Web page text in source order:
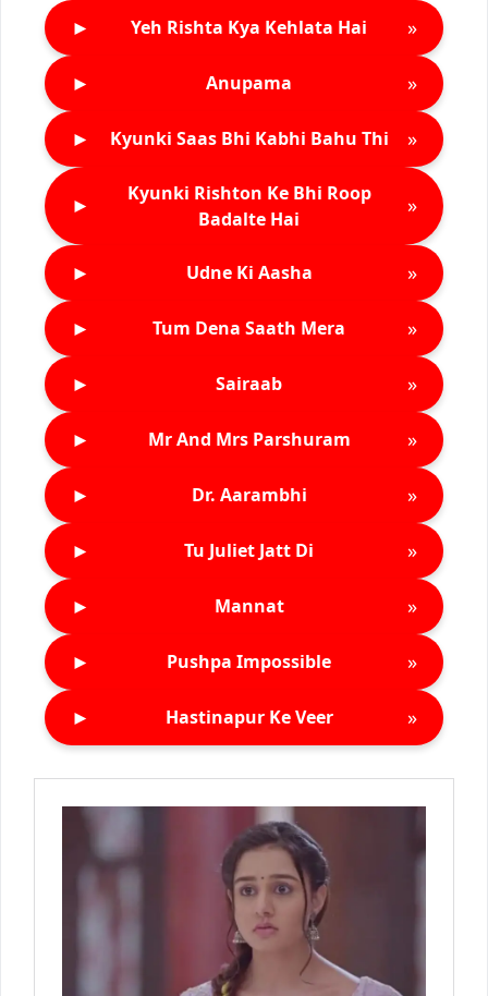
► Yeh Rishta Kya Kehlata Hai »
► Anupama »
► Kyunki Saas Bhi Kabhi Bahu Thi »
►
Kyunki Rishton Ke Bhi Roop
Badalte Hai
»
► Udne Ki Aasha »
► Tum Dena Saath Mera »
► Sairaab »
► Mr And Mrs Parshuram »
► Dr. Aarambhi »
► Tu Juliet Jatt Di »
► Mannat »
► Pushpa Impossible »
► Hastinapur Ke Veer »